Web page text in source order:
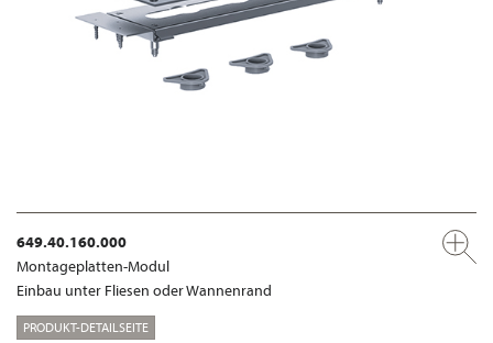
649.40.160.000
Montageplatten-Modul
Einbau unter Fliesen oder Wannenrand
PRODUKT-DETAILSEITE